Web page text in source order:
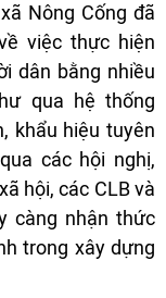
Nông Cống đã
việc thực hiện
dân bằng nhiều
qua hệ thống
khẩu hiệu tuyên
các hội nghị,
hội, các CLB và
càng nhận thức
trong xây dựng